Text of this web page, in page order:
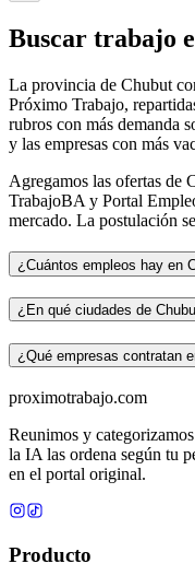
Buscar trabajo
La provincia de Chubut
Próximo Trabajo,
rubros con más demanda
y las empresas con más
Agregamos las ofertas de
TrabajoBA y Portal
mercado. La postulación
¿Cuántos empleos hay en
¿En qué ciudades de
¿Qué empresas contratan
proximotrabajo.com
Reunimos y
la IA las ordena según tu
en el portal original.
Producto